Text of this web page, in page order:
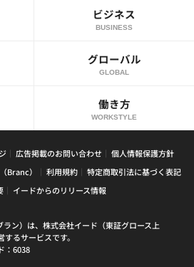
ビジネス
BUSINESS
グローバル
GLOBAL
働き方
WORKSTYLE
広告掲載のお問い合わせ
個人情報保護方針
Branc）
利用規約
特定商取引法に基づく表記
イードからのリリース情報
ラン）は、株式会社イード（東証グロース上
するサービスです。
：6038